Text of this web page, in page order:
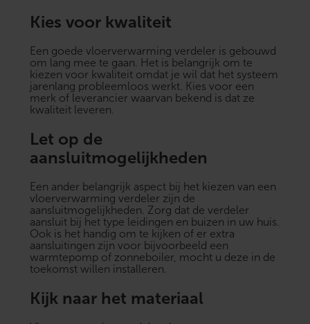
Kies voor kwaliteit
Een goede vloerverwarming verdeler is gebouwd
om lang mee te gaan. Het is belangrijk om te
kiezen voor kwaliteit omdat je wil dat het systeem
jarenlang probleemloos werkt. Kies voor een
merk of leverancier waarvan bekend is dat ze
kwaliteit leveren.
Let op de
aansluitmogelijkheden
Een ander belangrijk aspect bij het kiezen van een
vloerverwarming verdeler zijn de
aansluitmogelijkheden. Zorg dat de verdeler
aansluit bij het type leidingen en buizen in uw huis.
Ook is het handig om te kijken of er extra
aansluitingen zijn voor bijvoorbeeld een
warmtepomp of zonneboiler, mocht u deze in de
toekomst willen installeren.
Kijk naar het materiaal